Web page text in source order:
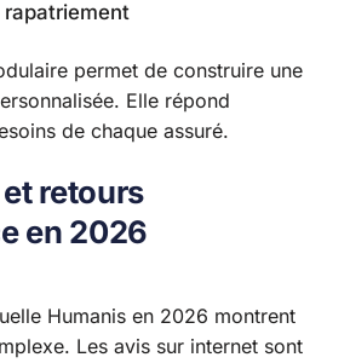
permet de construire une
Elle répond
de chaque assuré.
retours
en 2026
Humanis en 2026 montrent
Les avis sur internet sont